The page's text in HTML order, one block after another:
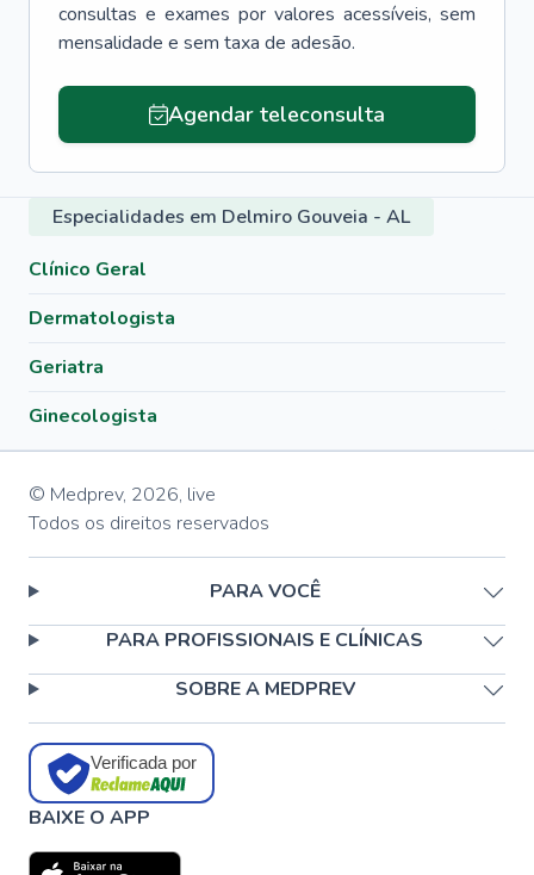
consultas e exames por valores acessíveis, sem
mensalidade e sem taxa de adesão.
Agendar teleconsulta
Especialidades em Delmiro Gouveia - AL
Clínico Geral
Dermatologista
Geriatra
Ginecologista
© Medprev, 2026, live
Todos os direitos reservados
PARA VOCÊ
PARA PROFISSIONAIS E CLÍNICAS
SOBRE A MEDPREV
Verificada por
BAIXE O APP